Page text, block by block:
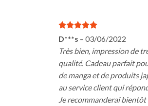
Note5
sur
5
D***s – 03/06/2022
Très bien, impression de
qualité. Cadeau parfait
de manga et de produits
au service client qui
Je recommanderai bientôt